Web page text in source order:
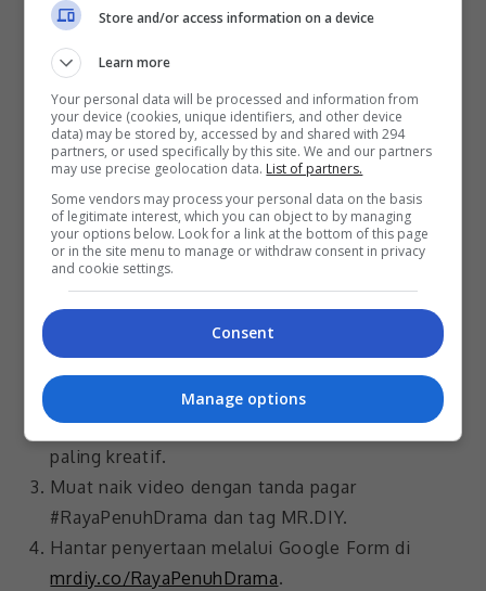
Bagi membangkitkan lagi kemeriahan Aidilfitri,
orang ramai juga boleh menonjolkan kreativiti
masing-masing dalam peraduan Raya Penuh Drama
Syafiq Kyle serta menangi hadiah bernilai sehingga
RM37,000.
Caranya penyertaan peraduan Raya Penuh Drama
Challenge ialah:
Sambung video tersebut dengan jalan cerita
paling kreatif.
Muat naik video dengan tanda pagar
#RayaPenuhDrama dan tag MR.DIY.
Hantar penyertaan melalui Google Form di
mrdiy.co/RayaPenuhDrama.
Store and/or access information on a device
Learn more
Your personal data will be processed and information from
your device (cookies, unique identifiers, and other device
data) may be stored by, accessed by and shared with 294
partners, or used specifically by this site. We and our partners
may use precise geolocation data. List of partners.
Some vendors may process your personal data on the basis
of legitimate interest, which you can object to by managing
your options below. Look for a link at the bottom of this page
or in the site menu to manage or withdraw consent in privacy
and cookie settings.
Consent
Manage options